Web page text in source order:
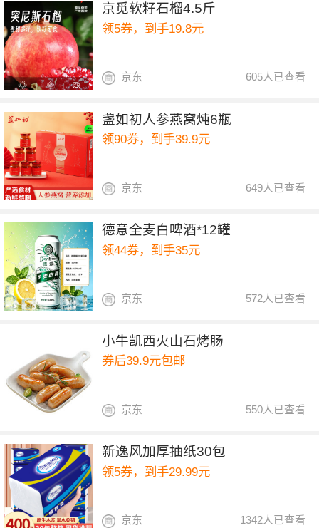
京觅软籽石榴4.5斤
领5券，到手19.8元
605人已查看
京东
盏如初人参燕窝炖6瓶
领90券，到手39.9元
649人已查看
京东
德意全麦白啤酒*12罐
领44券，到手35元
572人已查看
京东
小牛凯西火山石烤肠
券后39.9元包邮
550人已查看
京东
新逸风加厚抽纸30包
领5券，到手29.99元
1342人已查看
京东